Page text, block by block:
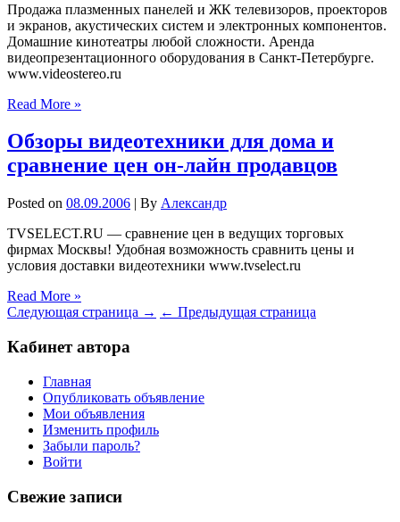
Продажа плазменных панелей и ЖК телевизоров, проекторов
и экранов, акустических систем и электронных компонентов.
Домашние кинотеатры любой сложности. Аренда
видеопрезентационного оборудования в Санкт-Петербурге.
www.videostereo.ru
Read More »
Обзоры видеотехники для дома и
сравнение цен он-лайн продавцов
Posted on 08.09.2006 | By Александр
TVSELECT.RU — сравнение цен в ведущих торговых
фирмах Москвы! Удобная возможность сравнить цены и
условия доставки видеотехники www.tvselect.ru
Read More »
Следующая страница → ← Предыдущая страница
Кабинет автора
Главная
Опубликовать объявление
Мои объявления
Изменить профиль
Забыли пароль?
Войти
Свежие записи